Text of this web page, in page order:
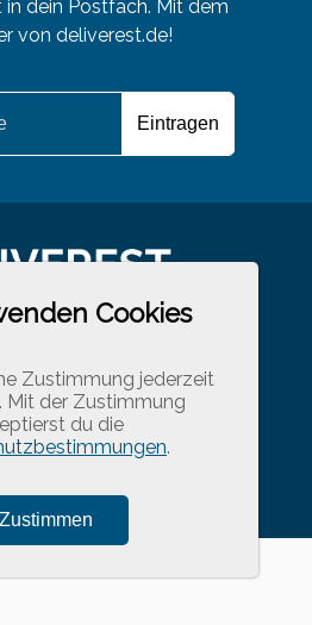
Cookies
Zustimmung jederzeit
Mit der Zustimmung
du die
.
Zustimmen
dein Postfach. Mit dem
von deliverest.de!